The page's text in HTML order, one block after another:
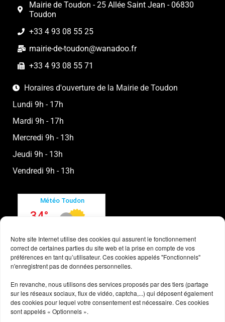
Notre site Internet utilise des cookies qui assurent le fonctionnement
correct de certaines parties du site web et la prise en compte de vos
préférences en tant qu’utilisateur. Ces cookies appelés "Fonctionnels"
n'enregistrent pas de données personnelles.
En revanche, nous utilisons des services proposés par des tiers (partage
sur les réseaux sociaux, flux de vidéo, captcha,...) qui déposent également
des cookies pour lequel votre consentement est nécessaire. Ces cookies
sont appelés « Optionnels ».
Mairie de Toudon - 25 Allée Saint Jean - 06830
Toudon
+33 4 93 08 55 25
mairie-de-toudon@wanadoo.fr
+33 4 93 08 55 71
Horaires d'ouverture de la Mairie de Toudon
Lundi 9h - 17h
Mardi 9h - 17h
Mercredi 9h - 13h
Jeudi 9h - 13h
Vendredi 9h - 13h